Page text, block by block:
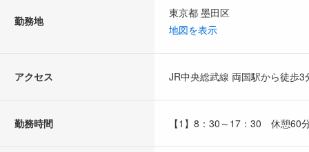
勤務地
東京都 墨田区
地図を表示
アクセス JR中央総武線 両国駅から徒歩3
勤務時間 【1】8：30～17：30 休憩60